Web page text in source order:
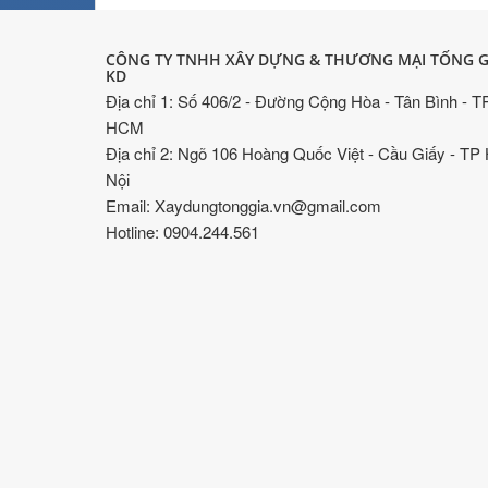
CÔNG TY TNHH XÂY DỰNG & THƯƠNG MẠI TỐNG
KD
Địa chỉ 1: Số 406/2 - Đường Cộng Hòa - Tân Bình -
HCM
Địa chỉ 2: Ngõ 106 Hoàng Quốc Việt - Cầu Giấy - TP
Nội
Email: Xaydungtonggia.vn@gmail.com
Hotline: 0904.244.561